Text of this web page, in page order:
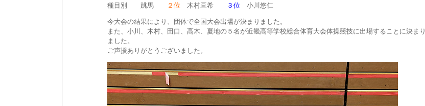
種目別 跳馬
２位 木村亘希 ３位 小川悠仁
今大会の結果により、団体で全国大会出場が決まりました。
また、小川、木村、田口、高木、夏地の５名が近畿高等学校総合体育大会体操競技に出場することに決まり
ました。
ご声援ありがとうございました。